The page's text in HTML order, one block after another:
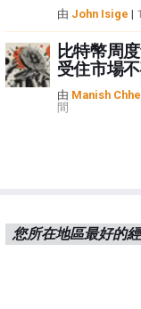
由 John Isige |
比特幣周
受住市場
由 Manish
間
您所在地區最好的